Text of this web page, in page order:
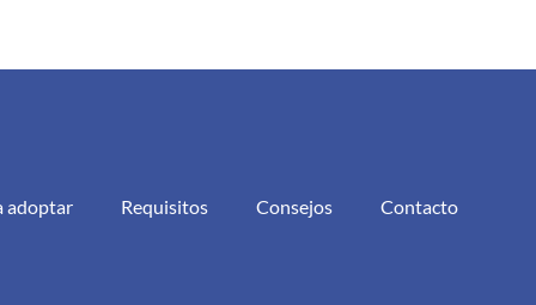
adoptar Requisitos Consejos Contacto